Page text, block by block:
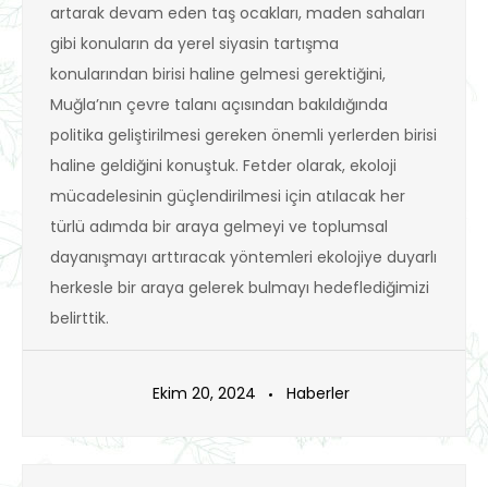
artarak devam eden taş ocakları, maden sahaları
gibi konuların da yerel siyasin tartışma
konularından birisi haline gelmesi gerektiğini,
Muğla’nın çevre talanı açısından bakıldığında
politika geliştirilmesi gereken önemli yerlerden birisi
haline geldiğini konuştuk. Fetder olarak, ekoloji
mücadelesinin güçlendirilmesi için atılacak her
türlü adımda bir araya gelmeyi ve toplumsal
dayanışmayı arttıracak yöntemleri ekolojiye duyarlı
herkesle bir araya gelerek bulmayı hedeflediğimizi
belirttik.
Ekim 20, 2024 Haberler